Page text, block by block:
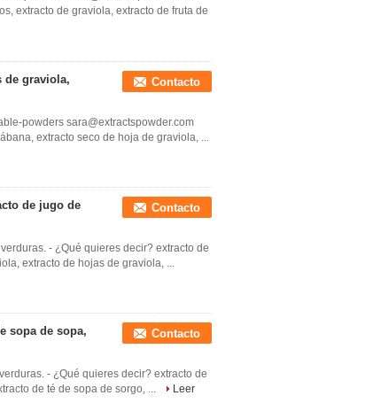
extracto de graviola, extracto de fruta de
de graviola,
Contacto
powders sara@extractspowder.com
extracto seco de hoja de graviola, ...
de jugo de
Contacto
- ¿Qué quieres decir? extracto de
extracto de hojas de graviola, ...
sopa de sopa,
Contacto
- ¿Qué quieres decir? extracto de
de té de sopa de sorgo, ...
Leer